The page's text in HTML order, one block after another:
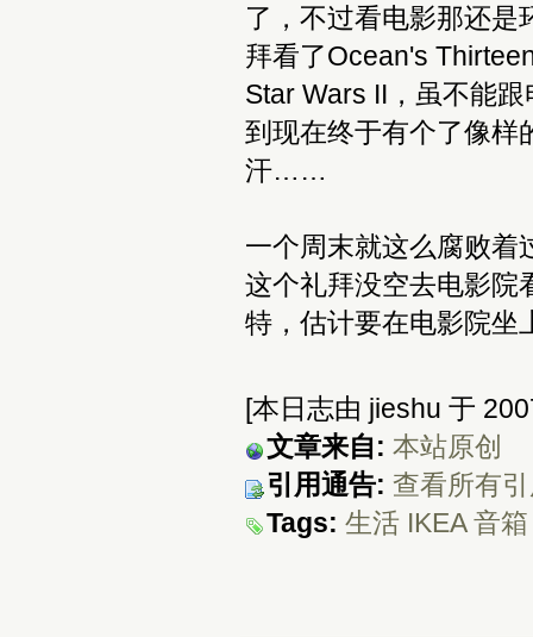
了，不过看电影那还是
拜看了Ocean's
Star Wars II，虽不能
到现在终于有个了像样
汗……
一个周末就这么腐败着
这个礼拜没空去电影院
特，估计要在电影院坐
[本日志由 jieshu 于
文章来自: 本站原创
引用通告: 查看所有
Tags: 生活 IKEA 音箱